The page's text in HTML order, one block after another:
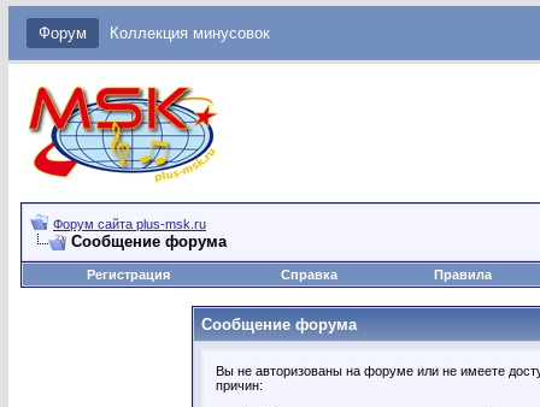
Форум Коллекция минусовок
Форум сайта plus-msk.ru
Сообщение форума
Регистрация Справка Правила
Сообщение форума
Вы не авторизованы на форуме или не имеете
причин: